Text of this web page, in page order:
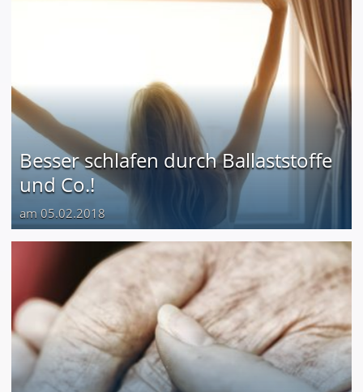
Besser schlafen durch Ballaststoffe
und Co.!
am 05.02.2018